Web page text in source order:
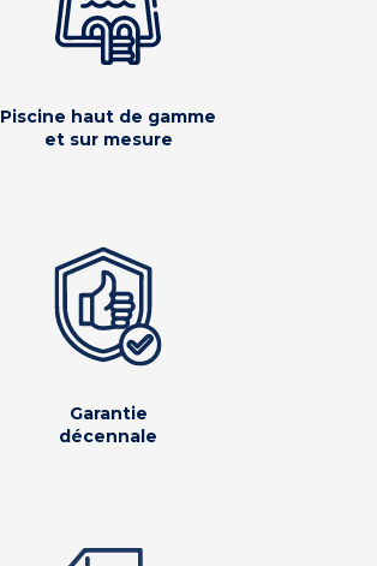
Piscine haut de gamme
et sur mesure
Garantie
décennale